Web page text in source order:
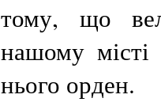
тому, що
нашому
нього орден.